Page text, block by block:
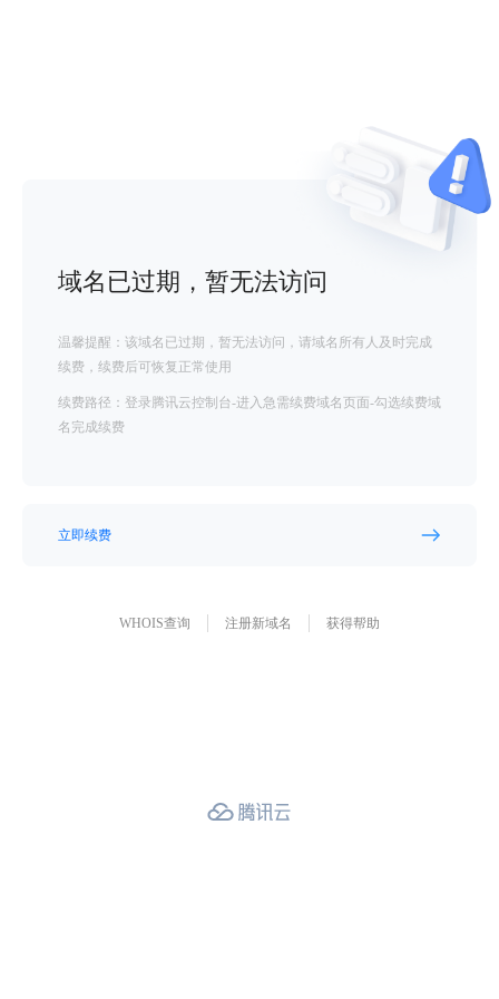
域名已过期，暂无法访问
温馨提醒：该域名已过期，暂无法访问，请域名所有人及时完成
续费，续费后可恢复正常使用
续费路径：登录腾讯云控制台-进入急需续费域名页面-勾选续费域
名完成续费
立即续费
WHOIS查询 注册新域名 获得帮助